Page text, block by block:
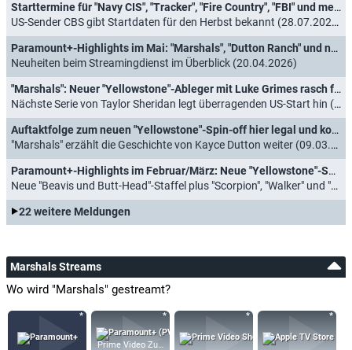
Starttermine für "Navy CIS", "Tracker", "Fire Country", "FBI" und mehr bestätigt
US-Sender CBS gibt Startdaten für den Herbst bekannt (28.07.2026)
Paramount+-Highlights im Mai: "Marshals", "Dutton Ranch" und neue Staffel von "SkyMed"
Neuheiten beim Streamingdienst im Überblick (20.04.2026)
"Marshals": Neuer "Yellowstone"-Ableger mit Luke Grimes rasch für eine zweite Staffel verlängert
Nächste Serie von Taylor Sheridan legt überragenden US-Start hin (13.03.2026)
Auftaktfolge zum neuen "Yellowstone"-Spin-off hier legal und kostenlos streamen
"Marshals" erzählt die Geschichte von Kayce Dutton weiter (09.03.2026)
Paramount+-Highlights im Februar/März: Neue "Yellowstone"-Spin-Offs "Marshals" und "The Madison"
Neue "Beavis und Butt-Head"-Staffel plus "Scorpion", "Walker" und "Ghosts" (27.01.2026)
22 weitere Meldungen
Marshals Streams
Wo wird "Marshals" gestreamt?
Prime Video Zusatz-Kanäle